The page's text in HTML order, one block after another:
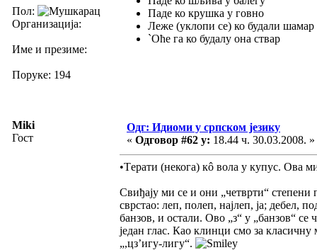
Пол:
Организација:
Име и презиме:
Поруке: 194
Паде ко крушка у говно
Леже (уклопи се) ко будали шамар
`Оће га ко будалу она ствар
Miki
Гост
Одг: Идиоми у српском језику
« Одговор #62 у: 18.44 ч. 30.03.2008. »
•Tерати (некога) кô вола у купус. Ова
Свиђају ми се и они „четврти“
сврстао: леп, полеп, најлеп, ја; дебел,
банзов, и остали. Ово „з“ у „банзов“ се
један глас. Као клинци смо за
„,цз’игу-лигу“.